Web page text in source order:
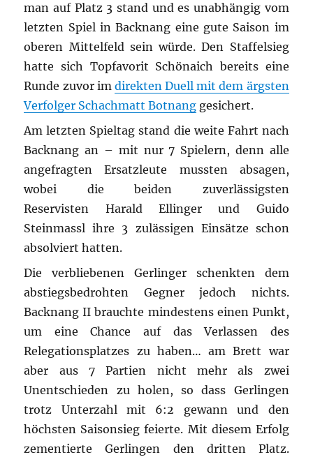
man auf Platz 3 stand und es unabhängig vom
letzten Spiel in Backnang eine gute Saison im
oberen Mittelfeld sein würde. Den Staffelsieg
hatte sich Topfavorit Schönaich bereits eine
Runde zuvor im direkten Duell mit dem ärgsten
Verfolger Schachmatt Botnang gesichert.
Am letzten Spieltag stand die weite Fahrt nach
Backnang an – mit nur 7 Spielern, denn alle
angefragten Ersatzleute mussten absagen,
wobei die beiden zuverlässigsten
Reservisten Harald Ellinger und Guido
Steinmassl ihre 3 zulässigen Einsätze schon
absolviert hatten.
Die verbliebenen Gerlinger schenkten dem
abstiegsbedrohten Gegner jedoch nichts.
Backnang II brauchte mindestens einen Punkt,
um eine Chance auf das Verlassen des
Relegationsplatzes zu haben… am Brett war
aber aus 7 Partien nicht mehr als zwei
Unentschieden zu holen, so dass Gerlingen
trotz Unterzahl mit 6:2 gewann und den
höchsten Saisonsieg feierte. Mit diesem Erfolg
zementierte Gerlingen den dritten Platz.